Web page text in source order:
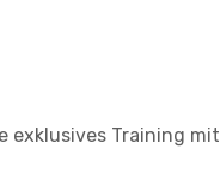
exklusives Training mit